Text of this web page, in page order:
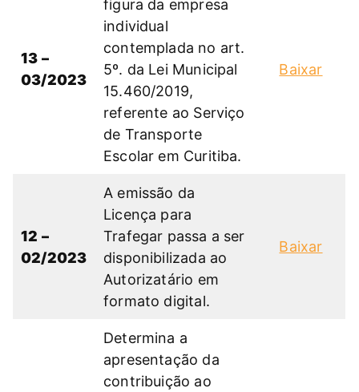
13 –
03/2023
figura da empresa
individual
contemplada no art.
5º. da Lei Municipal
15.460/2019,
referente ao Serviço
de Transporte
Escolar em Curitiba.
Baixar
12 –
02/2023
A emissão da
Licença para
Trafegar passa a ser
disponibilizada ao
Autorizatário em
formato digital.
Baixar
Determina a
apresentação da
contribuição ao